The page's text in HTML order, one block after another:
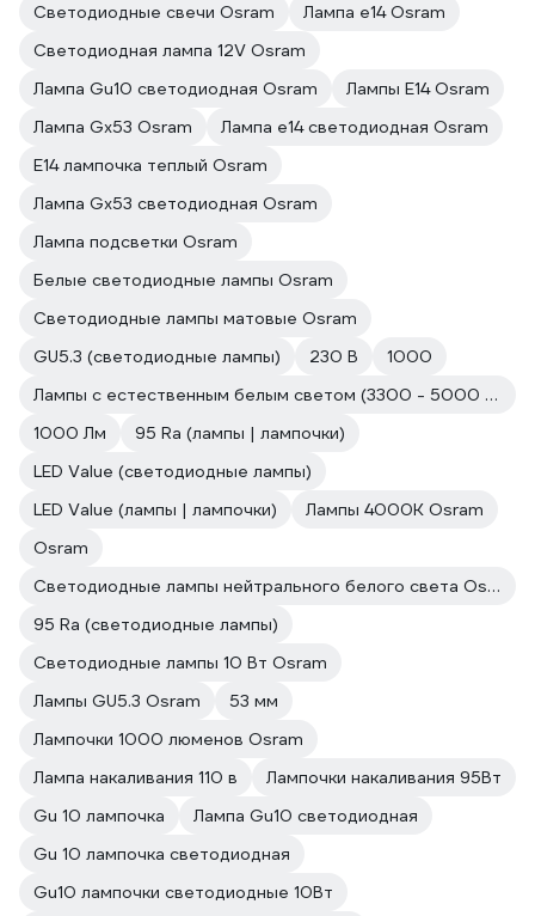
Светодиодные свечи Osram
Лампа е14 Osram
Светодиодная лампа 12V Osram
Лампа Gu10 светодиодная Osram
Лампы E14 Osram
Лампа Gx53 Osram
Лампа е14 светодиодная Osram
E14 лампочка теплый Osram
Лампа Gx53 светодиодная Osram
Лампа подсветки Osram
Белые светодиодные лампы Osram
Светодиодные лампы матовые Osram
GU5.3 (светодиодные лампы)
230 В
1000
Лампы с естественным белым светом (3300 - 5000 к) Osram
1000 Лм
95 Ra (лампы | лампочки)
LED Value (светодиодные лампы)
LED Value (лампы | лампочки)
Лампы 4000К Osram
Osram
Светодиодные лампы нейтрального белого света Osram
95 Ra (светодиодные лампы)
Светодиодные лампы 10 Вт Osram
Лампы GU5.3 Osram
53 мм
Лампочки 1000 люменов Osram
Лампа накаливания 110 в
Лампочки накаливания 95Вт
Gu 10 лампочка
Лампа Gu10 светодиодная
Gu 10 лампочка светодиодная
Gu10 лампочки светодиодные 10Вт